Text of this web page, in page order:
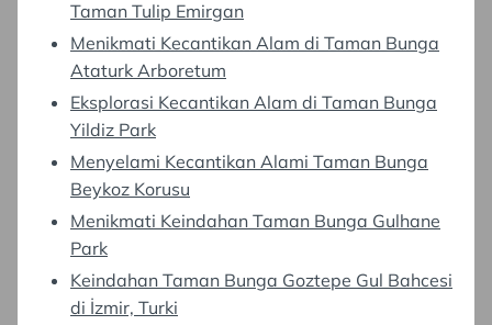
Taman Tulip Emirgan
Menikmati Kecantikan Alam di Taman Bunga
Ataturk Arboretum
Eksplorasi Kecantikan Alam di Taman Bunga
Yildiz Park
Menyelami Kecantikan Alami Taman Bunga
Beykoz Korusu
Menikmati Keindahan Taman Bunga Gulhane
Park
Keindahan Taman Bunga Goztepe Gul Bahcesi
di İzmir, Turki